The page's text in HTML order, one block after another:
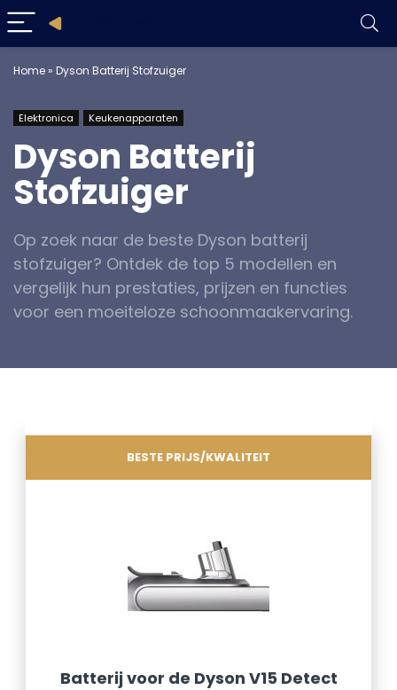
Home» Dyson Batterij Stofzuiger
Elektronica Keukenapparaten
Dyson Batterij
Stofzuiger
Op zoek naar de beste Dyson batterij
stofzuiger? Ontdek de top 5 modellen en
vergelijk hun prestaties, prijzen en functies
voor een moeiteloze schoonmaakervaring.
BESTE PRIJS/KWALITEIT
Batterij voor de Dyson V15 Detect